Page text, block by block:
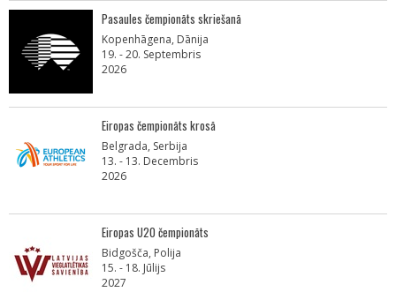
Pasaules čempionāts skriešanā
Kopenhāgena, Dānija
19. - 20. Septembris
2026
Eiropas čempionāts krosā
Belgrada, Serbija
13. - 13. Decembris
2026
Eiropas U20 čempionāts
Bidgošča, Polija
15. - 18. Jūlijs
2027